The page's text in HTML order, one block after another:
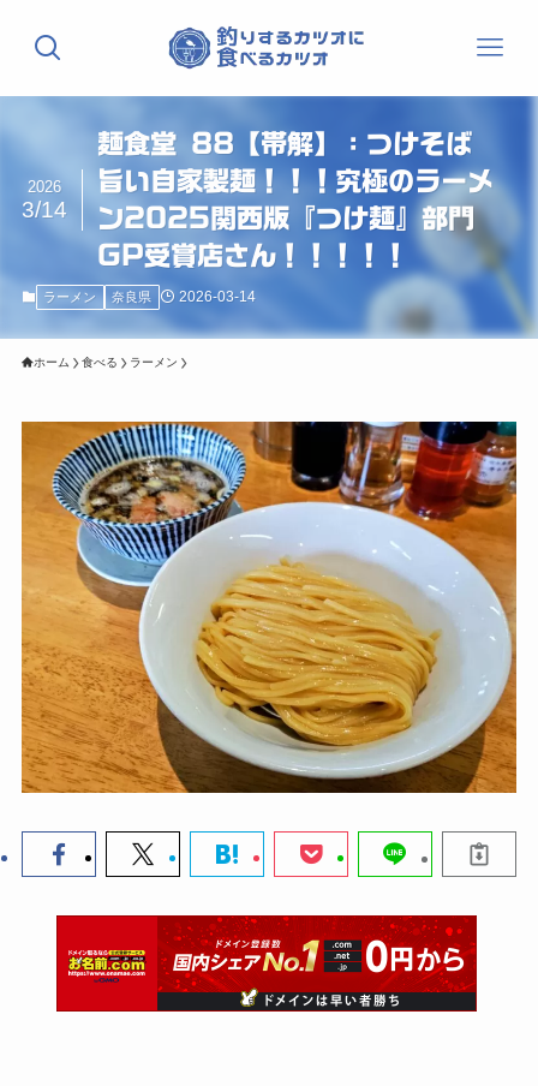
麺食堂 88【帯解】：つけそば
旨い自家製麺！！！究極のラーメ
ン2025関西版『つけ麺』部門
GP受賞店さん！！！！！
2026
3/14
ラーメン 奈良県 2026-03-14
ホーム 食べる ラーメン